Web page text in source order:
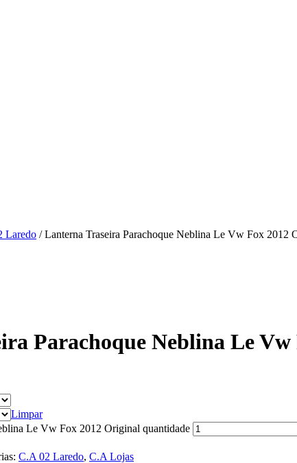
Laredo / Lanterna Traseira Parachoque Neblina Le Vw Fox 2012
Parachoque Neblina Le
Limpar
Le Vw Fox 2012 Original quantidade
C.A 02 Laredo, C.A Lojas